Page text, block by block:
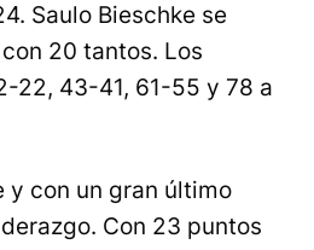
Saulo Bieschke se
20 tantos. Los
22, 43-41, 61-55 y 78 a
y con un gran último
Con 23 puntos